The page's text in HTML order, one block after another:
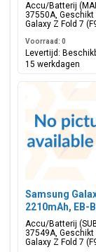
Accu/Batterij
37550A, Geschikt
Galaxy Z Fold 7
Voorraad: 0
Levertijd:
15 werkdagen
Samsung
2210mAh, EB-
Accu/Batterij
37549A, Geschikt
Galaxy Z Fold 7